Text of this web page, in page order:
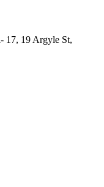
17, 19 Argyle St,